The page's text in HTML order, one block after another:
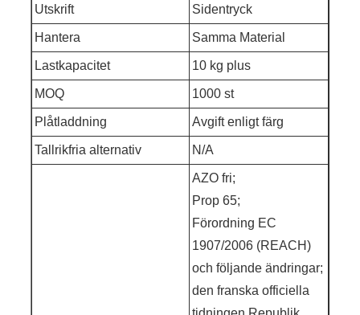
Utskrift Sidentryck
Hantera Samma Material
Lastkapacitet 10 kg plus
MOQ 1000 st
Plåtladdning Avgift enligt färg
Tallrikfria alternativ N/A
AZO fri;
Prop 65;
Förordning EC
1907/2006 (REACH)
och följande ändringar;
den franska officiella